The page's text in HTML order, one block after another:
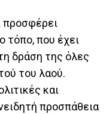
προσφέρει
τόπο, που έχει
δράση της όλες
του λαού.
και
προσπάθεια